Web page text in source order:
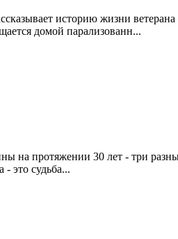
историю жизни
домой парализованн...
на протяжении 30 лет - три
- это судьба...